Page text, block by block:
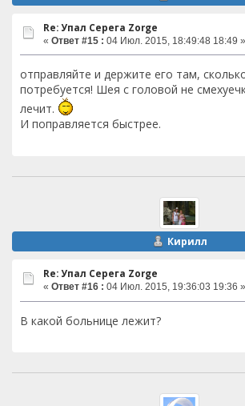
Re: Упал Серега Zorge
« Ответ #15 : 04 Июл. 2015, 18:49:48 18:49 »
отправляйте и держите его там,
потребуется! Шея с головой не
лечит.
И поправляется быстрее.
Кирилл
Re: Упал Серега Zorge
« Ответ #16 : 04 Июл. 2015, 19:36:03 19:36 »
В какой больнице лежит?